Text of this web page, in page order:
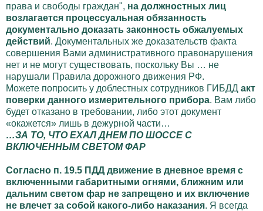
права и свободы граждан", на должностных лиц
возлагается процессуальная обязанность
документально доказать законность обжалуемых
действий. Документальных же доказательств факта
совершения Вами административного правонарушения
нет и не могут существовать, поскольку Вы … не
нарушали Правила дорожного движения РФ.
Можете попросить у доблестных сотрудников ГИБДД акт
поверки данного измерительного прибора. Вам либо
будет отказано в требовании, либо этот документ
«окажется» лишь в дежурной части…
…ЗА ТО, ЧТО ЕХАЛ ДНЕМ ПО ШОССЕ С
ВКЛЮЧЕННЫМ СВЕТОМ ФАР
Согласно п. 19.5 ПДД движение в дневное время с
включенными габаритными огнями, ближним или
дальним светом фар не запрещено и их включение
не влечет за собой какого-либо наказания. Я всегда